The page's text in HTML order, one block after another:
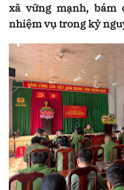
xã vững mạnh, bám
nhiệm vụ trong kỷ